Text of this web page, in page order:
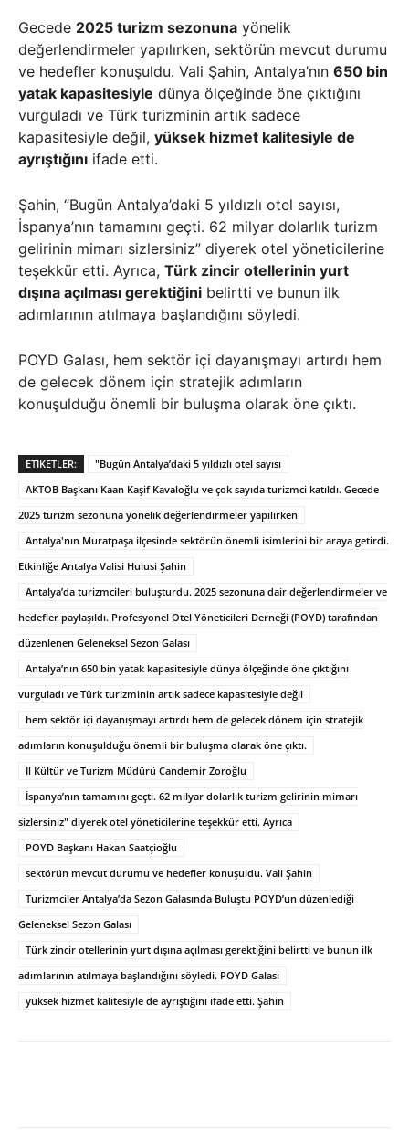
Gecede 2025 turizm sezonuna yönelik
değerlendirmeler yapılırken, sektörün mevcut durumu
ve hedefler konuşuldu. Vali Şahin, Antalya’nın 650 bin
yatak kapasitesiyle dünya ölçeğinde öne çıktığını
vurguladı ve Türk turizminin artık sadece
kapasitesiyle değil, yüksek hizmet kalitesiyle de
ayrıştığını ifade etti.
Şahin, “Bugün Antalya’daki 5 yıldızlı otel sayısı,
İspanya’nın tamamını geçti. 62 milyar dolarlık turizm
gelirinin mimarı sizlersiniz” diyerek otel yöneticilerine
teşekkür etti. Ayrıca, Türk zincir otellerinin yurt
dışına açılması gerektiğini belirtti ve bunun ilk
adımlarının atılmaya başlandığını söyledi.
POYD Galası, hem sektör içi dayanışmayı artırdı hem
de gelecek dönem için stratejik adımların
konuşulduğu önemli bir buluşma olarak öne çıktı.
ETIKETLER:
"Bugün Antalya’daki 5 yıldızlı otel sayısı
AKTOB Başkanı Kaan Kaşif Kavaloğlu ve çok sayıda turizmci katıldı. Gecede
2025 turizm sezonuna yönelik değerlendirmeler yapılırken
Antalya'nın Muratpaşa ilçesinde sektörün önemli isimlerini bir araya getirdi.
Etkinliğe Antalya Valisi Hulusi Şahin
Antalya’da turizmcileri buluşturdu. 2025 sezonuna dair değerlendirmeler ve
hedefler paylaşıldı. Profesyonel Otel Yöneticileri Derneği (POYD) tarafından
düzenlenen Geleneksel Sezon Galası
Antalya’nın 650 bin yatak kapasitesiyle dünya ölçeğinde öne çıktığını
vurguladı ve Türk turizminin artık sadece kapasitesiyle değil
hem sektör içi dayanışmayı artırdı hem de gelecek dönem için stratejik
adımların konuşulduğu önemli bir buluşma olarak öne çıktı.
İl Kültür ve Turizm Müdürü Candemir Zoroğlu
İspanya’nın tamamını geçti. 62 milyar dolarlık turizm gelirinin mimarı
sizlersiniz" diyerek otel yöneticilerine teşekkür etti. Ayrıca
POYD Başkanı Hakan Saatçioğlu
sektörün mevcut durumu ve hedefler konuşuldu. Vali Şahin
Turizmciler Antalya’da Sezon Galasında Buluştu POYD’un düzenlediği
Geleneksel Sezon Galası
Türk zincir otellerinin yurt dışına açılması gerektiğini belirtti ve bunun ilk
adımlarının atılmaya başlandığını söyledi. POYD Galası
yüksek hizmet kalitesiyle de ayrıştığını ifade etti. Şahin